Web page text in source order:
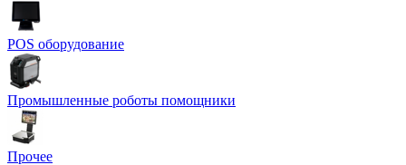
POS оборудование
Промышленные роботы помощники
Прочее